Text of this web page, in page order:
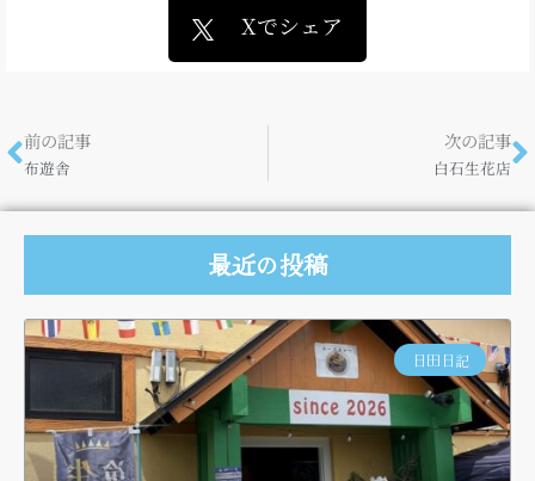
Xでシェア
前の記事
布遊舎
次の記事
白石生花店
最近の投稿
日田日記